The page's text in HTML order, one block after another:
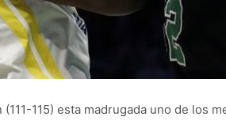
115) esta madrugada uno de los